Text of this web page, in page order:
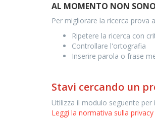
AL MOMENTO NON
Per migliorare la ricerca prova
Ripetere la ricerca con
Controllare l'ortografia
Inserire parola o frase
Stavi cercando un
Utilizza il modulo seguente per
Leggi la normativa sulla privacy